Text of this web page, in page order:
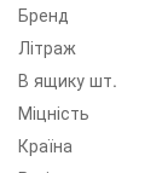
Бренд
Літраж
В ящику шт.
Міцність
Країна